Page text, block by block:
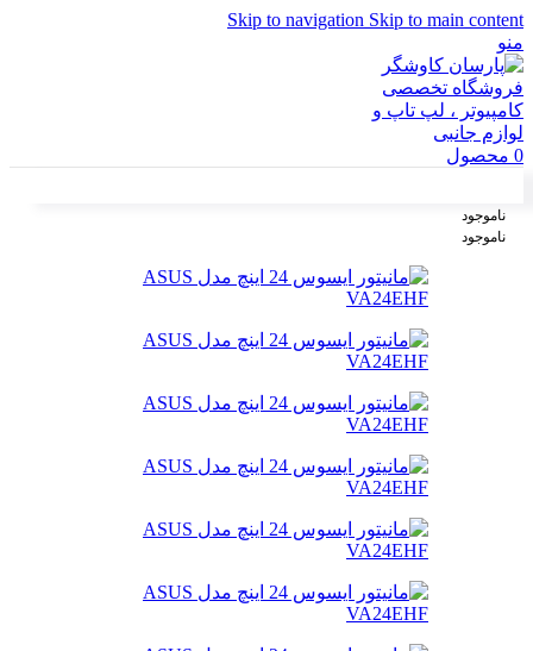
Skip to navigation Skip to main content
منو
0 محصول
ناموجود
ناموجود